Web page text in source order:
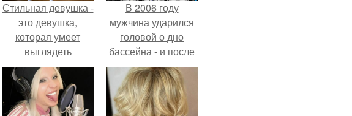
Стильная девушка -
это девушка,
которая умеет
выглядеть
привлекательно и
элегантно в любои
ситуации.
В 2006 году
мужчина ударился
головой о дно
бассейна - и после
этого его жизнь
изменилась самым
странным образом.